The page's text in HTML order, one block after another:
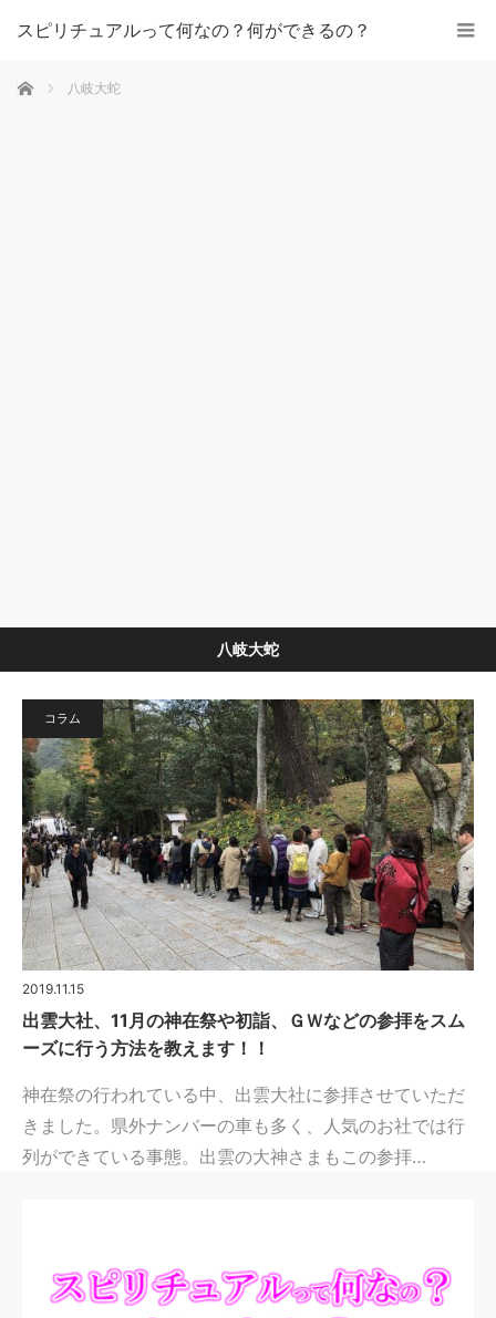
スピリチュアルって何なの？何ができるの？
ホーム 八岐大蛇
八岐大蛇
コラム
2019.11.15
出雲大社、11月の神在祭や初詣、ＧＷなどの参拝をスム
ーズに行う方法を教えます！！
神在祭の行われている中、出雲大社に参拝させていただ
きました。県外ナンバーの車も多く、人気のお社では行
列ができている事態。出雲の大神さまもこの参拝…